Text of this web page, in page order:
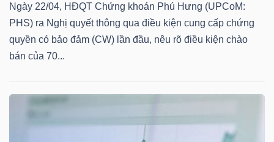
Ngày 22/04, HĐQT Chứng khoán Phú Hưng (UPCoM:
PHS) ra Nghị quyết thông qua điều kiện cung cấp chứng
quyền có bảo đảm (CW) lần đầu, nêu rõ điều kiện chào
bán của 70...
BẤT
ĐỘNG